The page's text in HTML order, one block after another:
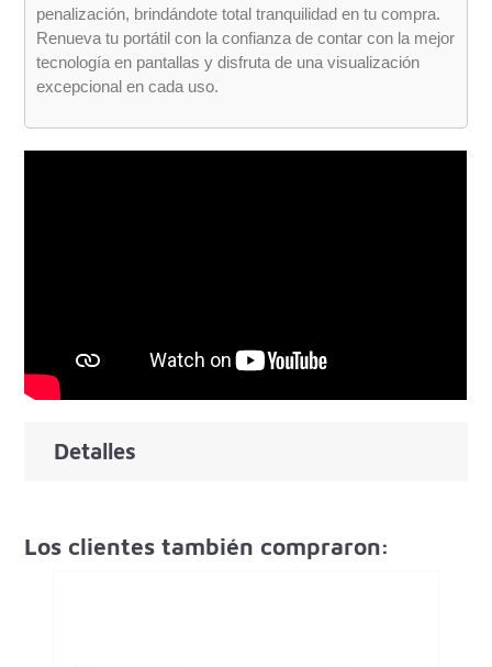
penalización, brindándote total tranquilidad en tu compra.
Renueva tu portátil con la confianza de contar con la mejor
tecnología en pantallas y disfruta de una visualización
excepcional en cada uso.
Detalles
Los clientes también compraron: